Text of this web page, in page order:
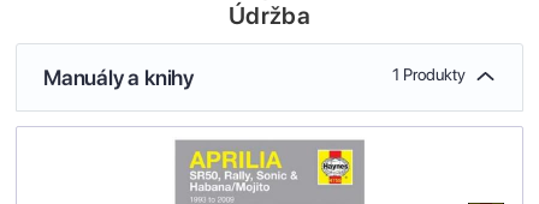
Údržba
Manuály a knihy 1 Produkty